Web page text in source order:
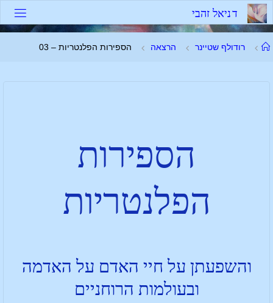
דניאל זהבי
רודולף שטיינר הרצאה הספירות הפלנטריות – 03
הספירות
הפלנטריות
והשפעתן על חיי האדם על האדמה
ובעולמות הרוחניים